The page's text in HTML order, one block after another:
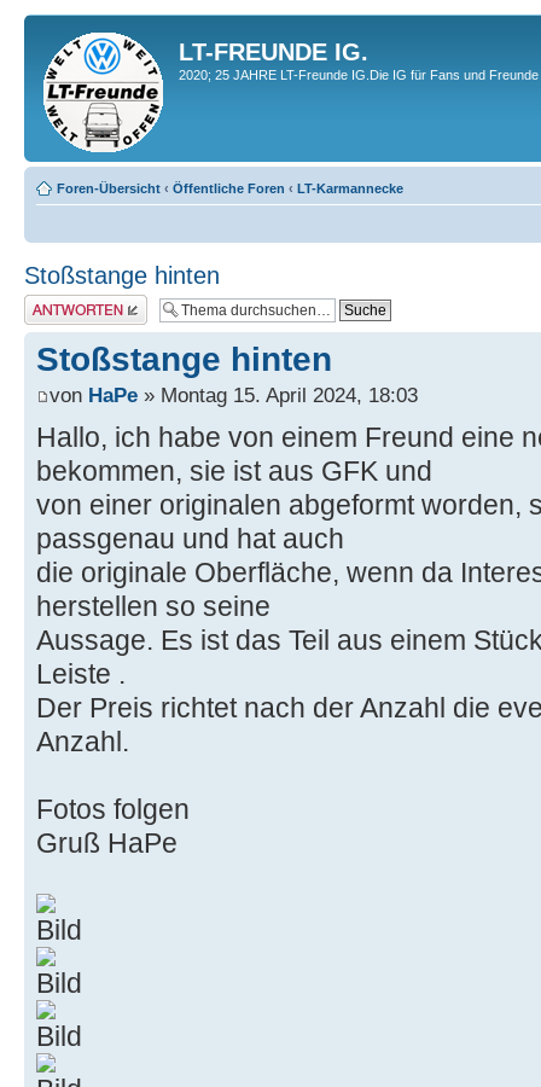
LT-FREUNDE IG.
2020; 25 JAHRE LT-Freunde IG.Die IG für Fans und
Foren-Übersicht ‹ Öffentliche Foren ‹ LT-Karmannecke
Stoßstange hinten
Antwort erstellen
Stoßstange hinten
von HaPe » Montag 15. April 2024, 18:03
Hallo, ich habe von einem Freund eine
bekommen, sie ist aus GFK und
von einer originalen abgeformt worden,
passgenau und hat auch
die originale Oberfläche, wenn da
herstellen so seine
Aussage. Es ist das Teil aus einem
Leiste .
Der Preis richtet nach der Anzahl die
Anzahl.
Fotos folgen
Gruß HaPe